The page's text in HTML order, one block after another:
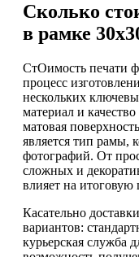
Сколько
в рамке
СтОимость печати
процесс
нескольких
материал и
матовая
является тип рамы,
фотографий. От
сложных и
влияет на итоговую
Касательно
вариантов:
курьерская служба